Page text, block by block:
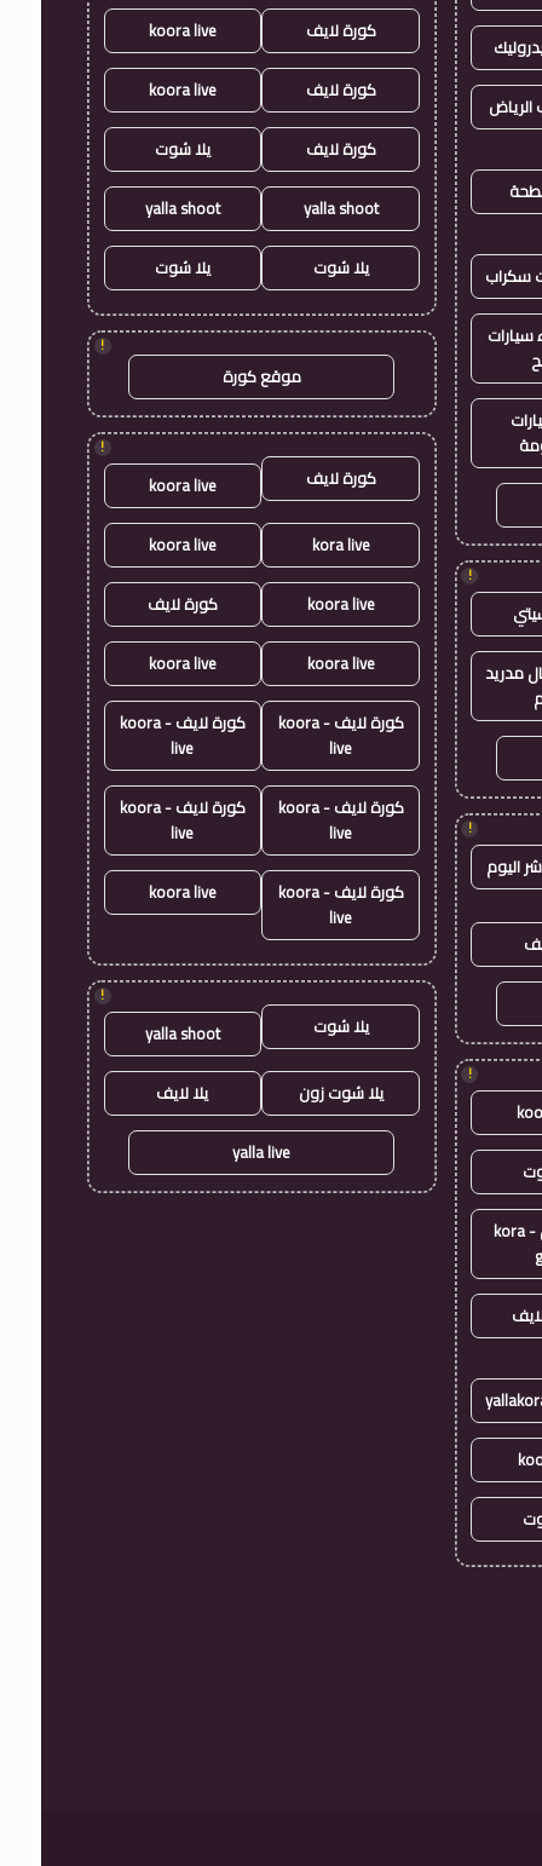
سكراب
!
مدريد
!
اليوم
!
كورة جول - kora
كورة لايف koora live
كورة لايف koora live
كورة لايف يلا شوت
yalla shoot
yalla shoot
يلا شوت يلا شوت
!
موقع كورة
!
كورة لايف koora live
kora live
koora live
koora live كورة لايف
koora live
koora live
كورة لايف - koora
live
كورة لايف - koora
live
كورة لايف - koora
live
كورة لايف - koora
live
كورة لايف - koora
live
koora live
!
يلا شوت yalla shoot
يلا شوت زون يلا لايف
yalla live